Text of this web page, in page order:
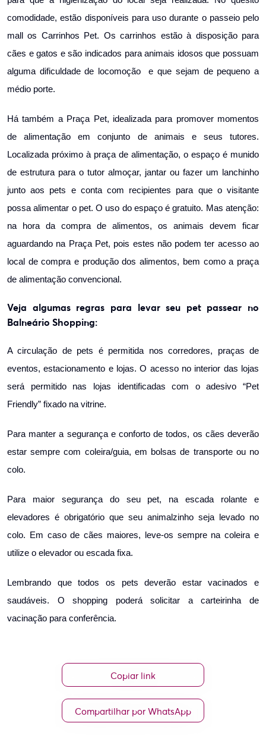
comodidade, estão disponíveis para uso durante o passeio pelo
mall os Carrinhos Pet. Os carrinhos estão à disposição para
cães e gatos e são indicados para animais idosos que possuam
alguma dificuldade de locomoção e que sejam de pequeno a
médio porte.
Há também a Praça Pet, idealizada para promover momentos
de alimentação em conjunto de animais e seus tutores.
Localizada próximo à praça de alimentação, o espaço é munido
de estrutura para o tutor almoçar, jantar ou fazer um lanchinho
junto aos pets e conta com recipientes para que o visitante
possa alimentar o pet. O uso do espaço é gratuito. Mas atenção:
na hora da compra de alimentos, os animais devem ficar
aguardando na Praça Pet, pois estes não podem ter acesso ao
local de compra e produção dos alimentos, bem como a praça
de alimentação convencional.
Veja algumas regras para levar seu pet passear no
Balneário Shopping:
A circulação de pets é permitida nos corredores, praças de
eventos, estacionamento e lojas. O acesso no interior das lojas
será permitido nas lojas identificadas com o adesivo “Pet
Friendly” fixado na vitrine.
Para manter a segurança e conforto de todos, os cães deverão
estar sempre com coleira/guia, em bolsas de transporte ou no
colo.
Para maior segurança do seu pet, na escada rolante e
elevadores é obrigatório que seu animalzinho seja levado no
colo. Em caso de cães maiores, leve-os sempre na coleira e
utilize o elevador ou escada fixa.
Lembrando que todos os pets deverão estar vacinados e
saudáveis. O shopping poderá solicitar a carteirinha de
vacinação para conferência.
Copiar link
Compartilhar por WhatsApp